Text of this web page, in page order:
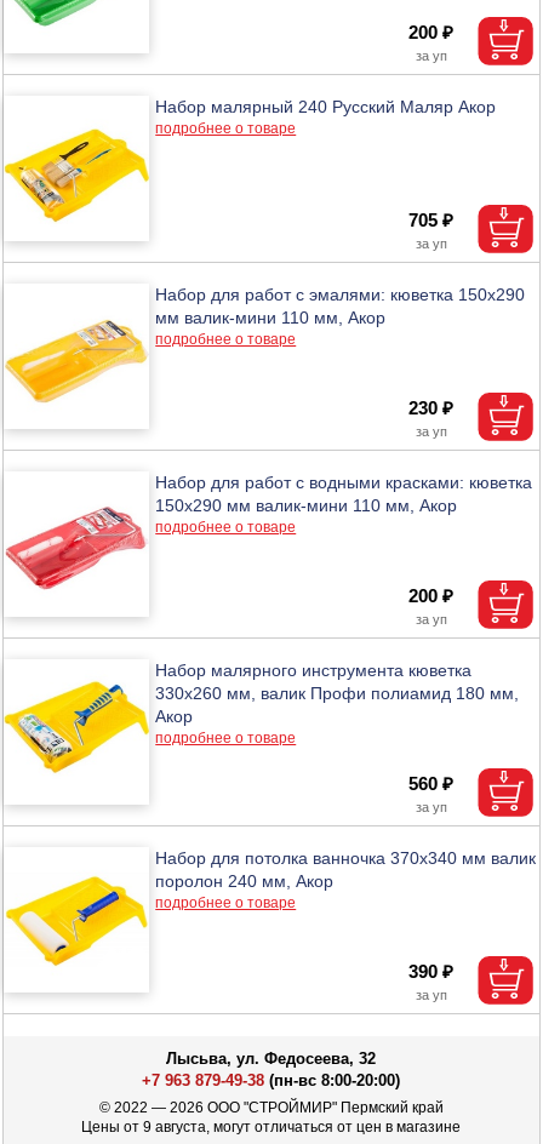
200 ₽
Набор малярный 240 Русский Маляр Акор
подробнее о товаре
705 ₽
Набор для работ с эмалями: кюветка 150х290
мм валик-мини 110 мм, Акор
подробнее о товаре
230 ₽
Набор для работ с водными красками: кюветка
150х290 мм валик-мини 110 мм, Акор
подробнее о товаре
200 ₽
Набор малярного инструмента кюветка
330х260 мм, валик Профи полиамид 180 мм,
Акор
подробнее о товаре
560 ₽
Набор для потолка ванночка 370х340 мм валик
поролон 240 мм, Акор
подробнее о товаре
390 ₽
Лысьва, ул. Федосеева, 32
+7 963 879-49-38 (пн-вс 8:00-20:00)
© 2022 — 2026 ООО "СТРОЙМИР" Пермский край
Цены от 9 августа, могут отличаться от цен в магазине